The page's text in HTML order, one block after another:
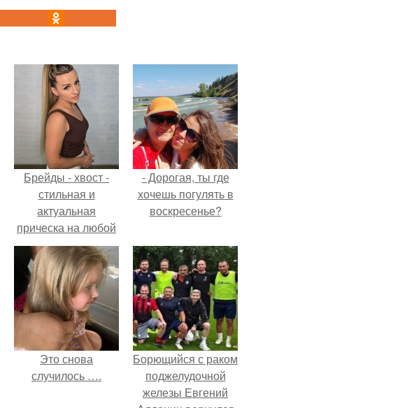
Брейды - хвост -
стильная и
актуальная
прическа на любой
случай.
- Дорогая, ты где
хочешь погулять в
воскресенье?
Это снова
случилось ….
Борющийся с раком
поджелудочной
железы Евгений